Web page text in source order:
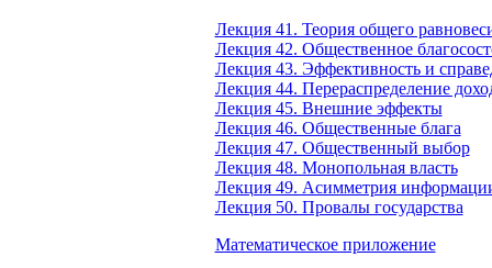
Лекция 41. Теория общего
Лекция 42. Общественное
Лекция 43. Эффективность и
Лекция 44. Перераспределение
Лекция 45. Внешние эффекты
Лекция 46. Общественные блага
Лекция 47. Общественный выбор
Лекция 48. Монопольная власть
Лекция 49. Асимметрия
Лекция 50. Провалы государства
Математическое приложение